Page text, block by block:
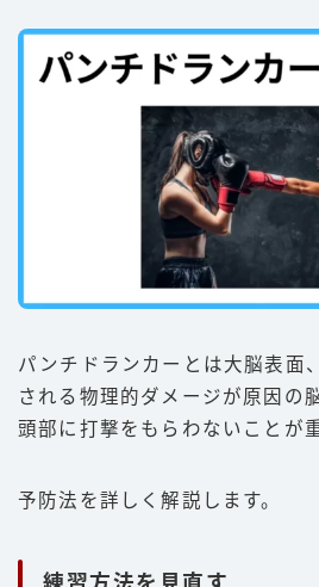
パンチドランカーとは大脳表面
される物理的ダメージが原因の
頭部に打撃をもらわないことが
予防法を詳しく解説します。